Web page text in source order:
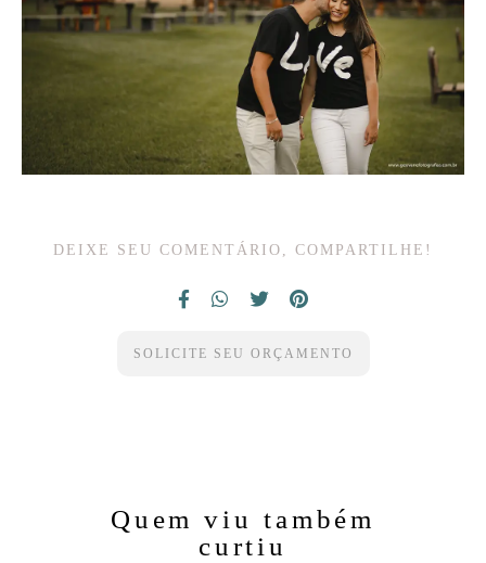
DEIXE SEU COMENTÁRIO, COMPARTILHE!
SOLICITE SEU ORÇAMENTO
Quem viu também
curtiu